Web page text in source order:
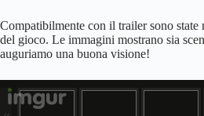
Compatibilmente con il trailer sono
del gioco. Le immagini mostrano sia
auguriamo una buona visione!